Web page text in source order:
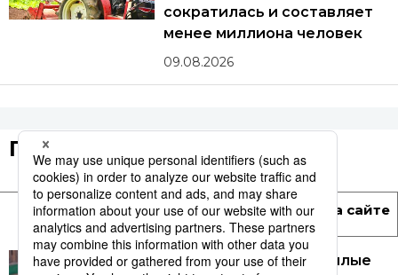
сократилась и составляет
менее миллиона человек
09.08.2026
Популярные статьи
Количество
посещений
Поделились Время на сайте
В Японии многие пожилые